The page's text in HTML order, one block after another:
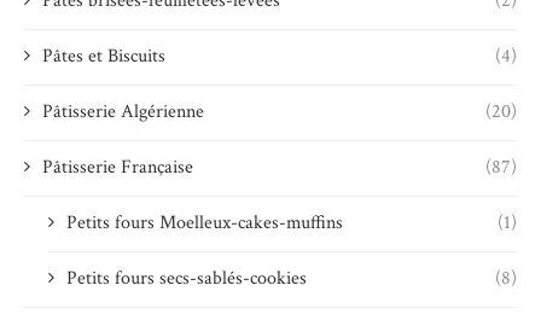
Pâtes et Biscuits (4)
Pâtisserie Algérienne (20)
Pâtisserie Française (87)
Petits fours Moelleux-cakes-muffins (1)
Petits fours secs-sablés-cookies (8)